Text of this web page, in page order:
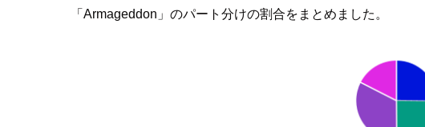
「Armageddon」のパート分けの割合をまとめました。